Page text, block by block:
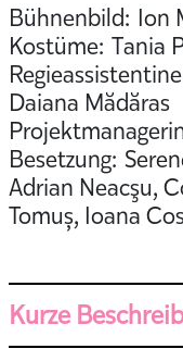
Bühnenbild: Ion
Kostüme: Tania
Daiana Mădăras
Besetzung:
Adrian Neacşu,
Tomuș, Ioana
Kurze